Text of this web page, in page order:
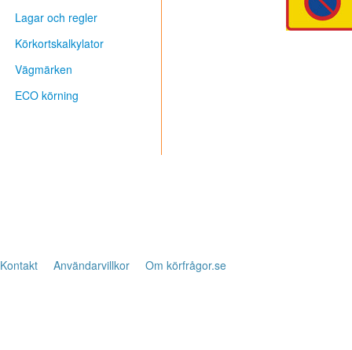
Kontakt Användarvillkor Om körfrågor.se
Lagar och regler
Körkortskalkylator
Vägmärken
ECO körning